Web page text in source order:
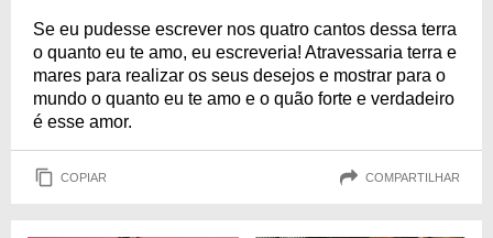
Se eu pudesse escrever nos quatro cantos dessa terra
o quanto eu te amo, eu escreveria! Atravessaria terra e
mares para realizar os seus desejos e mostrar para o
mundo o quanto eu te amo e o quão forte e verdadeiro
é esse amor.
COPIAR COMPARTILHAR